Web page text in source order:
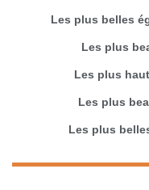
Les plus belles
Les plus
Les plus
Les plus
Les plus